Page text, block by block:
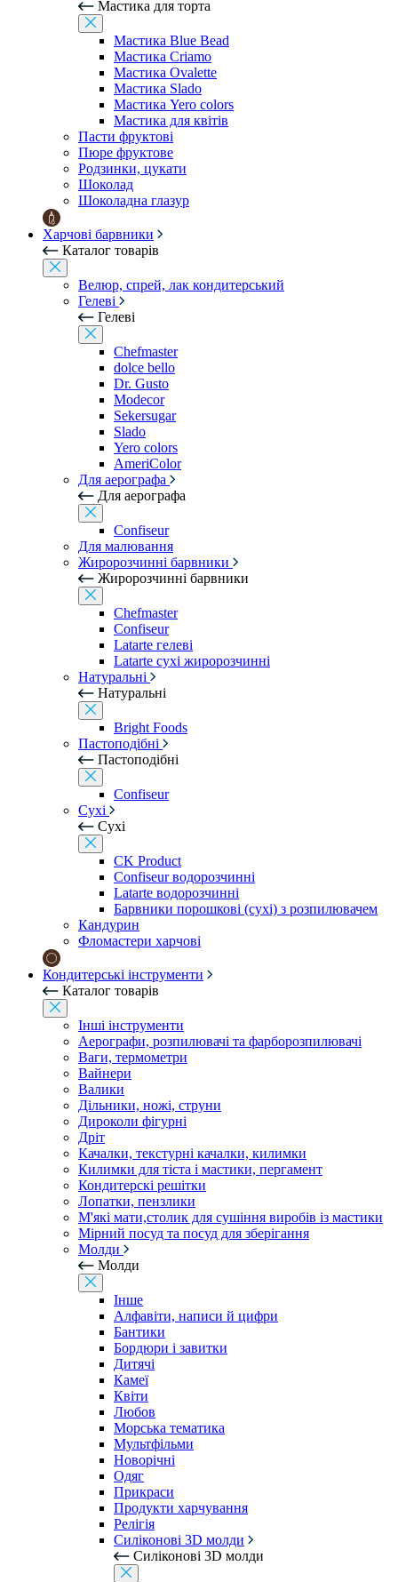
Мастика для торта
Мастика Blue Bead
Мастика Criamo
Мастика Ovalette
Мастика Slado
Мастика Yero colors
Мастика для квітів
Пасти фруктові
Пюре фруктове
Родзинки, цукати
Шоколад
Шоколадна глазур
Харчові барвники
Каталог товарів
Велюр, спрей, лак кондитерський
Гелеві
Гелеві
Chefmaster
dolce bello
Dr. Gusto
Modecor
Sekersugar
Slado
Yero colors
AmeriColor
Для аерографа
Для аерографа
Confiseur
Для малювання
Жиророзчинні барвники
Жиророзчинні барвники
Chefmaster
Confiseur
Latarte гелеві
Latarte сухі жиророзчинні
Натуральні
Натуральні
Bright Foods
Пастоподібні
Пастоподібні
Confiseur
Сухі
Сухі
CK Product
Confiseur водорозчинні
Latarte водорозчинні
Барвники порошкові (сухі) з розпилювачем
Кандурин
Фломастери харчові
Кондитерські інструменти
Каталог товарів
Інші інструменти
Аерографи, розпилювачі та фарборозпилювачі
Ваги, термометри
Вайнери
Валики
Дільники, ножі, струни
Дироколи фігурні
Дріт
Качалки, текстурні качалки, килимки
Килимки для тіста і мастики, пергамент
Кондитерскі решітки
Лопатки, пензлики
М'які мати,столик для сушіння виробів із мастики
Мірний посуд та посуд для зберігання
Молди
Молди
Інше
Алфавіти, написи й цифри
Бантики
Бордюри і завитки
Дитячі
Камеї
Квіти
Любов
Морська тематика
Мультфільми
Новорічні
Одяг
Прикраси
Продукти харчування
Релігія
Силіконові 3D молди
Силіконові 3D молди